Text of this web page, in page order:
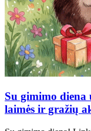
Su gimimo diena
laimės ir gražių